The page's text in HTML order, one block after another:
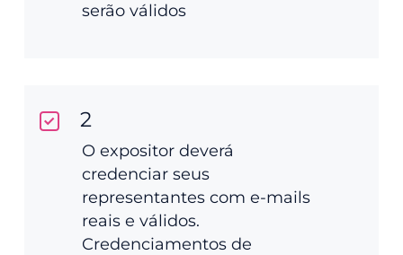
serão válidos
2
O expositor deverá
credenciar seus
representantes com e-mails
reais e válidos.
Credenciamentos de